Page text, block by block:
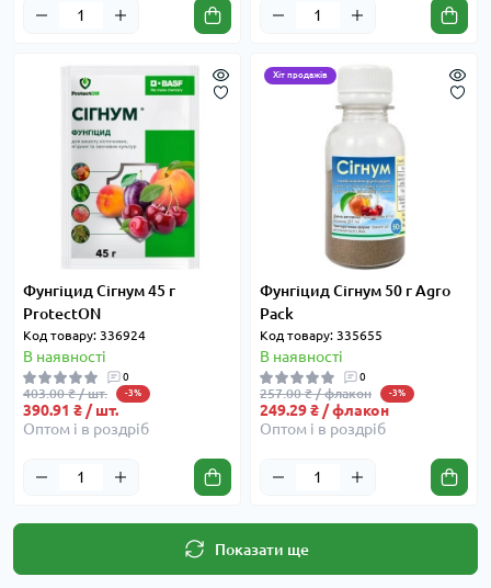
Фунгіцид Сігнум 45 г
ProtectON
Код товару: 336924
В наявності
0
403.00 ₴ / шт. -3%
390.91 ₴ / шт.
Оптом і в роздріб
Хіт продажів
Фунгіцид Сігнум 50 г Agro
Pack
Код товару: 335655
В наявності
0
257.00 ₴ / флакон -3%
249.29 ₴ / флакон
Оптом і в роздріб
Показати ще